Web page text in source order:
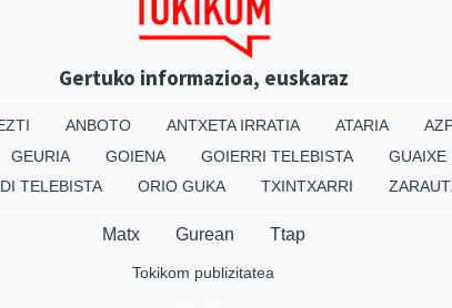
Gertuko informazioa, euskaraz
ANBOTO ANTXETA IRRATIA ATARIA
GEURIA GOIENA GOIERRI TELEBISTA
GUAIXE
TELEBISTA ORIO GUKA TXINTXARRI
Matx Gurean Ttap
Tokikom publizitatea